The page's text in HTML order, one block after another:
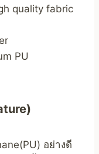
quality fabric
PU
อย่างดี